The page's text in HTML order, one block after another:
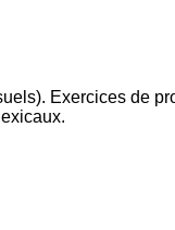
Exercices de